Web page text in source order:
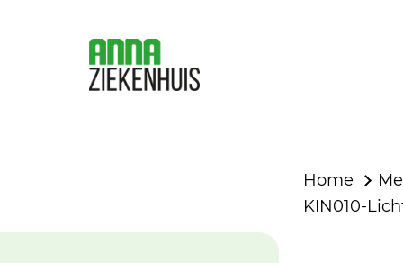
Home
KIN010-